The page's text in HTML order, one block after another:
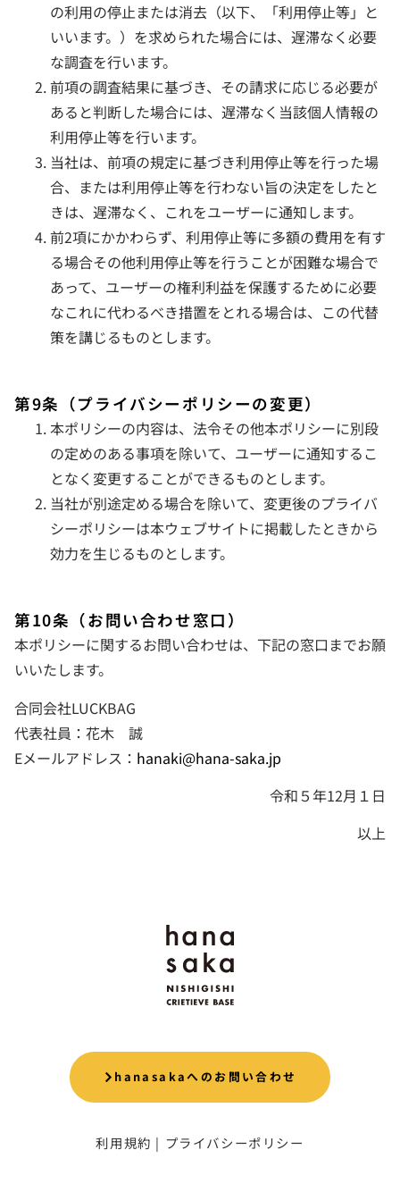
の利用の停止または消去（以下、「利用停止等」と
いいます。）を求められた場合には、遅滞なく必要
な調査を行います。
前項の調査結果に基づき、その請求に応じる必要が
あると判断した場合には、遅滞なく当該個人情報の
利用停止等を行います。
当社は、前項の規定に基づき利用停止等を行った場
合、または利用停止等を行わない旨の決定をしたと
きは、遅滞なく、これをユーザーに通知します。
前2項にかかわらず、利用停止等に多額の費用を有す
る場合その他利用停止等を行うことが困難な場合で
あって、ユーザーの権利利益を保護するために必要
なこれに代わるべき措置をとれる場合は、この代替
策を講じるものとします。
第9条（プライバシーポリシーの変更）
本ポリシーの内容は、法令その他本ポリシーに別段
の定めのある事項を除いて、ユーザーに通知するこ
となく変更することができるものとします。
当社が別途定める場合を除いて、変更後のプライバ
シーポリシーは本ウェブサイトに掲載したときから
効力を生じるものとします。
第10条（お問い合わせ窓口）
本ポリシーに関するお問い合わせは、下記の窓口までお願
いいたします。
合同会社LUCKBAG
代表社員：花木 誠
Eメールアドレス： hanaki@hana-saka.jp
令和５年12月１日
以上
hanasakaへのお問い合わせ
利用規約 | プライバシーポリシー